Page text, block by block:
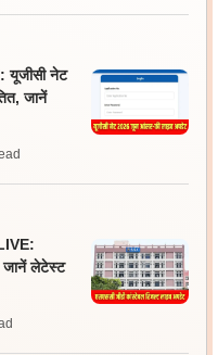
नेट
जानें
जानें लेटेस्ट